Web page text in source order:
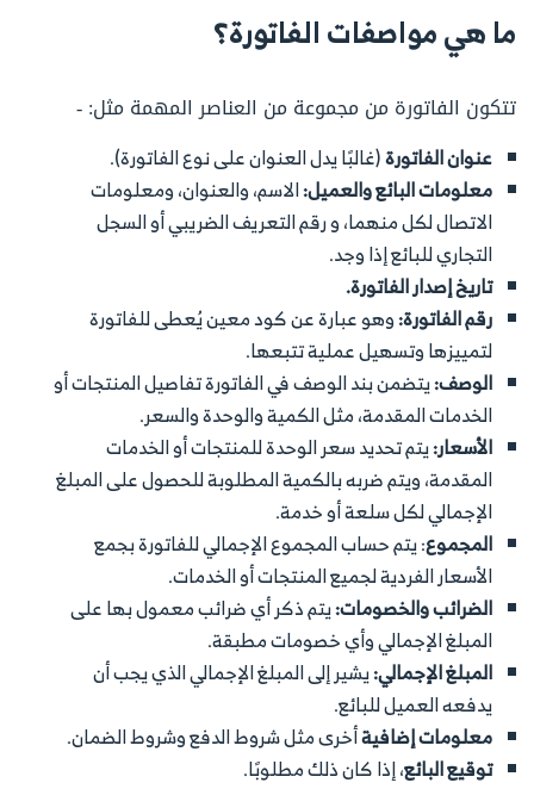
ما هي مواصفات الفاتورة؟
تتكون الفاتورة من مجموعة من العناصر المهمة مثل: -
عنوان الفاتورة(غالبًا يدل العنوان على نوع الفاتورة).
معلومات البائع والعميل:الاسم، والعنوان، ومعلومات
الاتصال لكل منهما، و رقم التعريف الضريبي أو السجل
التجاري للبائع إذا وجد.
تاريخ إصدار الفاتورة.
رقم الفاتورة:وهو عبارة عن كود معين يُعطى للفاتورة
لتمييزها وتسهيل عملية تتبعها.
الوصف:يتضمن بند الوصف في الفاتورة تفاصيل المنتجات أو
الخدمات المقدمة، مثل الكمية والوحدة والسعر.
الأسعار:يتم تحديد سعر الوحدة للمنتجات أو الخدمات
المقدمة، ويتم ضربه بالكمية المطلوبة للحصول على المبلغ
الإجمالي لكل سلعة أو خدمة.
المجموع: يتم حساب المجموع الإجمالي للفاتورة بجمع
الأسعار الفردية لجميع المنتجات أو الخدمات.
الضرائب والخصومات:يتم ذكر أي ضرائب معمول بها على
المبلغ الإجمالي وأي خصومات مطبقة.
المبلغ الإجمالي:يشير إلى المبلغ الإجمالي الذي يجب أن
يدفعه العميل للبائع.
معلومات إضافيةأخرى مثل شروط الدفع وشروط الضمان.
توقيع البائع، إذا كان ذلك مطلوبًا.